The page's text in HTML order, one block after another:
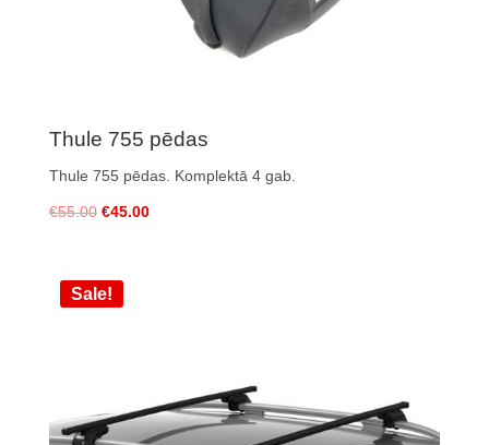
Thule 755 pēdas
Thule 755 pēdas. Komplektā 4 gab.
€55.00 €45.00
Sale!